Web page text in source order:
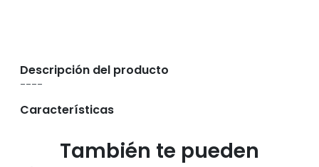
Descripción del producto
----
Características
También te pueden